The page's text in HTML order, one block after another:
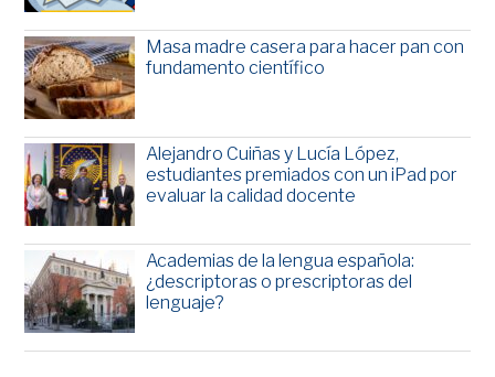
Masa madre casera para hacer pan con
fundamento científico
Alejandro Cuiñas y Lucía López,
estudiantes premiados con un iPad por
evaluar la calidad docente
Academias de la lengua española:
¿descriptoras o prescriptoras del
lenguaje?